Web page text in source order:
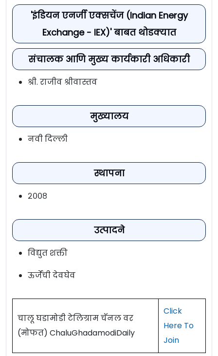
'इंडियन एनर्जी एक्सचेंज (Indian Energy
Exchange - IEX)' बाबत थोडक्यात
संचालक आणि मुख्य कार्यकारी अधिकारी
श्री. राजीव श्रीवास्तव
मुख्यालय
नवी दिल्ली
स्थापना
२००८
उत्पादने
विद्युत शक्ती
ऊर्जेची देवघेव
चालू घडामोडी टेलिग्राम चॅनल वर
(मोफत) ChaluGhadamodiDaily
Click
Here To
Join